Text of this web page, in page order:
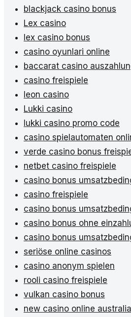
blackjack casino bonus
Lex casino
lex casino bonus
casino oyunlari online
baccarat casino
casino freispiele
leon casino
Lukki casino
lukki casino promo code
casino spielautomaten
verde casino bonus
netbet casino freispiele
casino bonus
casino freispiele
casino bonus
casino bonus ohne
casino bonus
seriöse online casinos
casino anonym spielen
rooli casino freispiele
vulkan casino bonus
new casino online australia